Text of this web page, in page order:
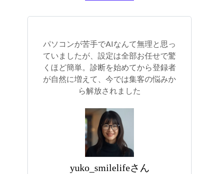
パソコンが苦手でAIなんて無理と思っ
ていましたが、設定は全部お任せで驚
くほど簡単。診断を始めてから登録者
が自然に増えて、今では集客の悩みか
ら解放されました
yuko_smilelifeさん